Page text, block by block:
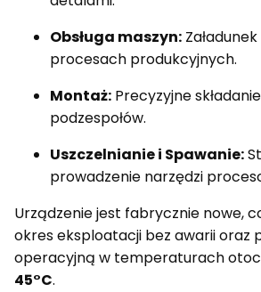
Obsługa maszyn:
procesach produkcyjnych.
Montaż: Precyzyjne
podzespołów.
Uszczelnianie i Spawanie:
prowadzenie narzędzi
Urządzenie jest fabrycznie nowe,
okres eksploatacji bez awarii oraz
operacyjną w temperaturach
45°C.